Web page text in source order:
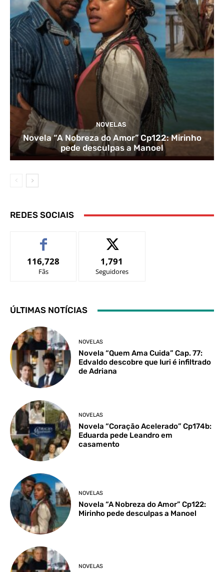
NOVELAS
Novela “A Nobreza do Amor” Cp122: Mirinho
pede desculpas a Manoel
REDES SOCIAIS
116,728
Fãs
1,791
Seguidores
ÚLTIMAS NOTÍCIAS
NOVELAS
Novela “Quem Ama Cuida” Cap. 77:
Edvaldo descobre que Iuri é infiltrado
de Adriana
NOVELAS
Novela “Coração Acelerado” Cp174b:
Eduarda pede Leandro em
casamento
NOVELAS
Novela “A Nobreza do Amor” Cp122:
Mirinho pede desculpas a Manoel
NOVELAS